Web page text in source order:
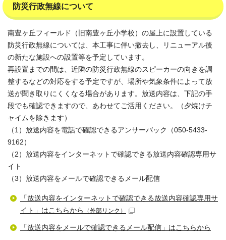
防災行政無線について
南豊ヶ丘フィールド（旧南豊ヶ丘小学校）の屋上に設置している
防災行政無線については、本工事に伴い撤去し、リニューアル後
の新たな施設への設置等を予定しています。
再設置までの間は、近隣の防災行政無線のスピーカーの向きを調
整するなどの対応をする予定ですが、場所や気象条件によって放
送が聞き取りにくくなる場合があります。放送内容は、下記の手
段でも確認できますので、あわせてご活用ください。（夕焼けチ
ャイムを除きます）
（1）放送内容を電話で確認できるアンサーバック（050-5433-
9162）
（2）放送内容をインターネットで確認できる放送内容確認専用サ
イト
（3）放送内容をメールで確認できるメール配信
「放送内容をインターネットで確認できる放送内容確認専用サ
イト」はこちらから
（外部リンク）
「放送内容をメールで確認できるメール配信」はこちらから